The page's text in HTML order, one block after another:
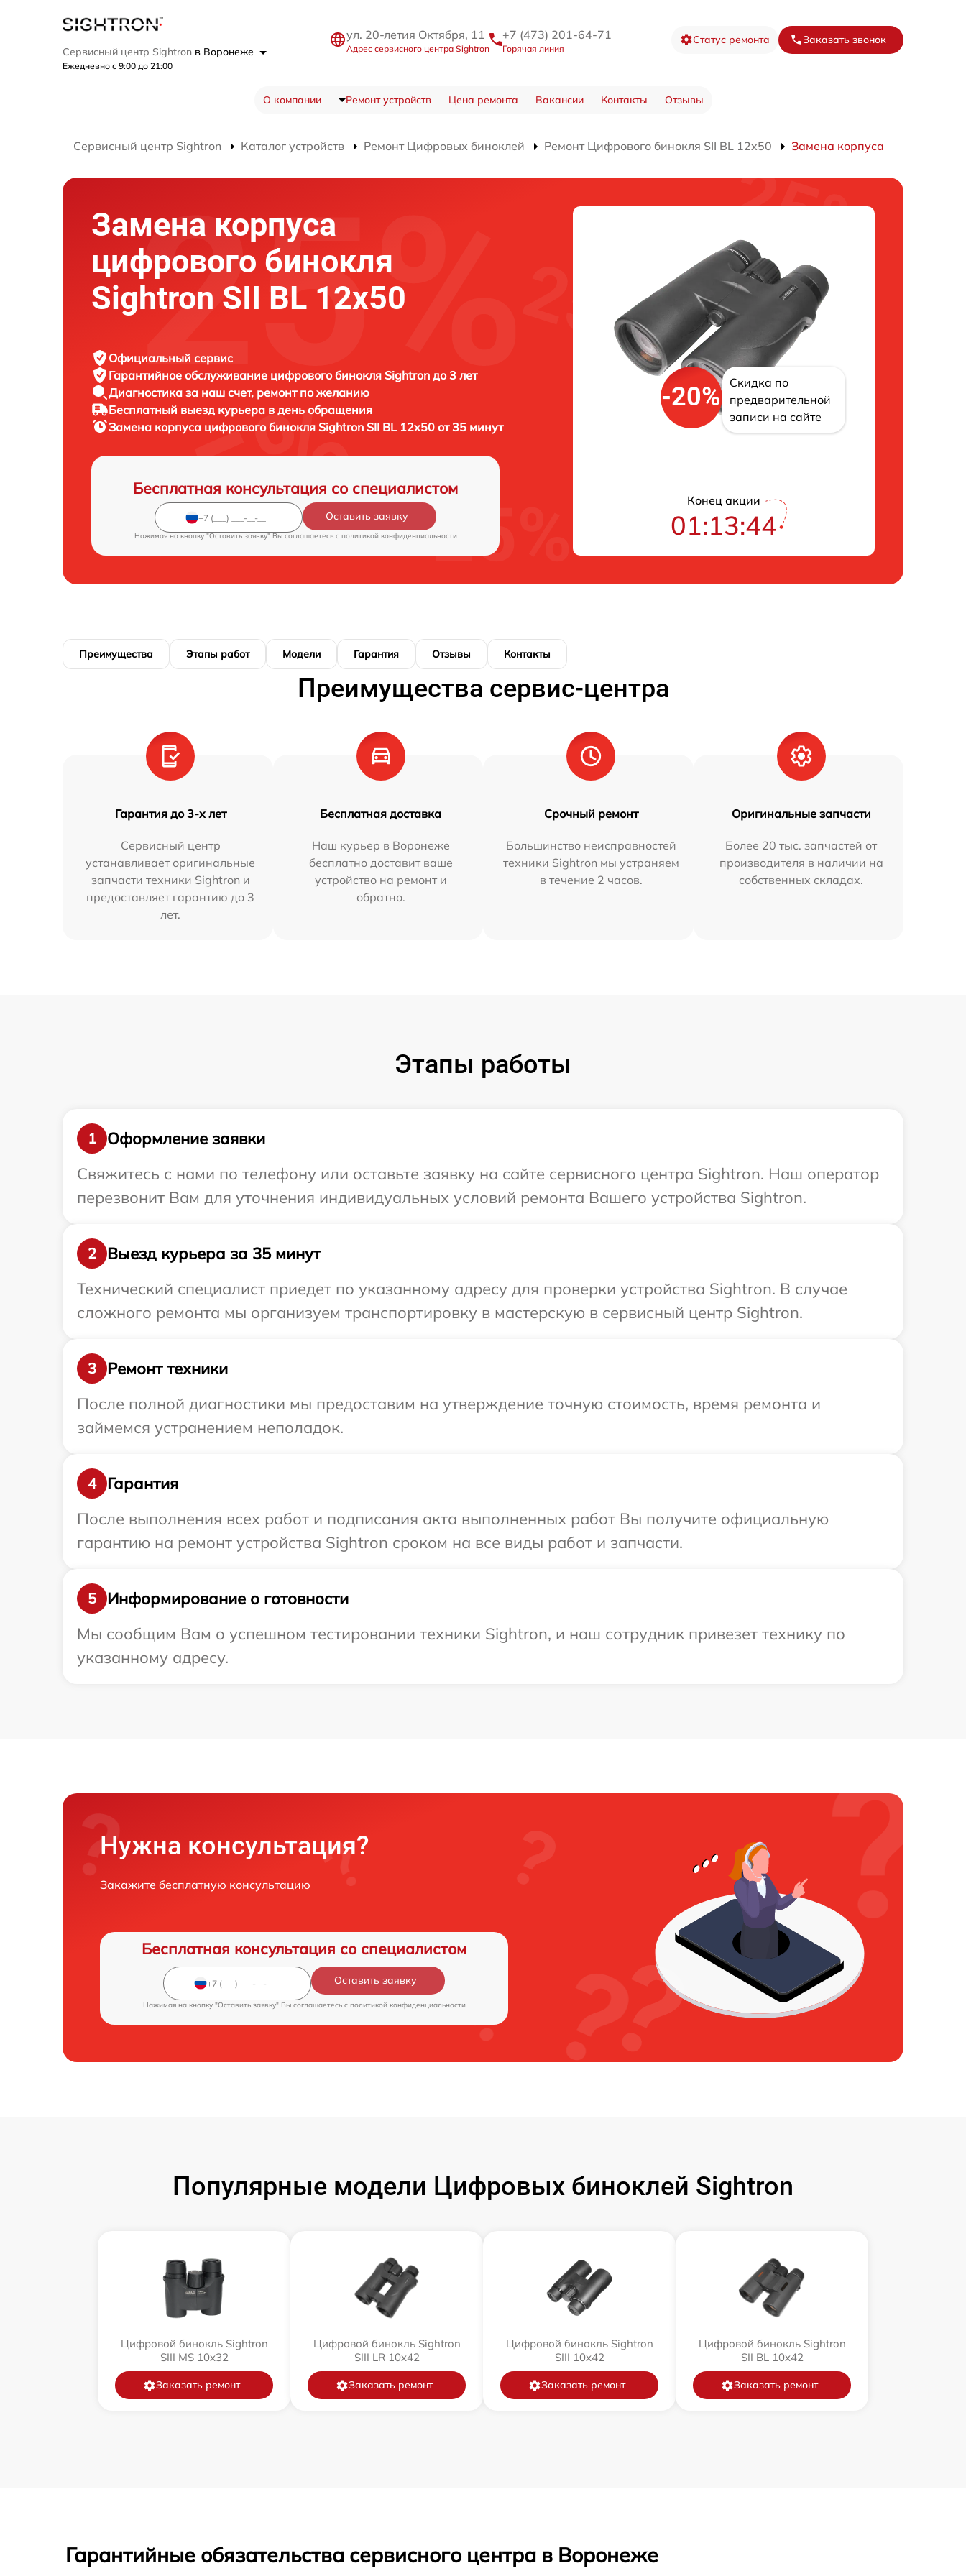
Сервисный центр Sightron в Воронеже
Ежедневно с 9:00 до 21:00
ул. 20-летия Октября, 11
Адрес сервисного центра Sightron
+7 (473) 201-64-71
Горячая линия
Статус ремонта Заказать звонок
О компании Ремонт устройств Цена ремонта Вакансии Контакты Отзывы
Сервисный центр Sightron Каталог устройств Ремонт Цифровых биноклей Ремонт Цифрового бинокля SII BL 12x50 Замена корпуса
Замена корпуса
цифрового бинокля
Sightron SII BL 12x50
Официальный сервис
Гарантийное обслуживание цифрового бинокля Sightron до 3 лет
Диагностика за наш счет, ремонт по желанию
Бесплатный выезд курьера в день обращения
Замена корпуса цифрового бинокля Sightron SII BL 12x50 от 35 минут
Бесплатная консультация со специалистом
Оставить заявку
Нажимая на кнопку "Оставить заявку" Вы соглашаетесь c политикой конфиденциальности
-20%
Скидка по
предварительной
записи на сайте
Конец акции
01:13:43
Преимущества Этапы работ Модели Гарантия Отзывы Контакты
Преимущества сервис-центра
Гарантия до 3-х лет
Сервисный центр
устанавливает оригинальные
запчасти техники Sightron и
предоставляет гарантию до 3
лет.
Бесплатная доставка
Наш курьер в Воронеже
бесплатно доставит ваше
устройство на ремонт и
обратно.
Срочный ремонт
Большинство неисправностей
техники Sightron мы устраняем
в течение 2 часов.
Оригинальные запчасти
Более 20 тыс. запчастей от
производителя в наличии на
собственных складах.
Этапы работы
1
Оформление заявки
Свяжитесь с нами по телефону или оставьте заявку на сайте сервисного центра Sightron. Наш оператор
перезвонит Вам для уточнения индивидуальных условий ремонта Вашего устройства Sightron.
2
Выезд курьера за 35 минут
Технический специалист приедет по указанному адресу для проверки устройства Sightron. В случае
сложного ремонта мы организуем транспортировку в мастерскую в сервисный центр Sightron.
3
Ремонт техники
После полной диагностики мы предоставим на утверждение точную стоимость, время ремонта и
займемся устранением неполадок.
4
Гарантия
После выполнения всех работ и подписания акта выполненных работ Вы получите официальную
гарантию на ремонт устройства Sightron сроком на все виды работ и запчасти.
5
Информирование о готовности
Мы сообщим Вам о успешном тестировании техники Sightron, и наш сотрудник привезет технику по
указанному адресу.
Нужна консультация?
Закажите бесплатную консультацию
Бесплатная консультация со специалистом
Оставить заявку
Нажимая на кнопку "Оставить заявку" Вы соглашаетесь c политикой конфиденциальности
Популярные модели Цифровых биноклей Sightron
Цифровой бинокль Sightron
SIII MS 10x32
Заказать ремонт
Цифровой бинокль Sightron
SIII LR 10x42
Заказать ремонт
Цифровой бинокль Sightron
SIII 10x42
Заказать ремонт
Цифровой бинокль Sightron
SII BL 10x42
Заказать ремонт
Гарантийные обязательства сервисного центра в Воронеже